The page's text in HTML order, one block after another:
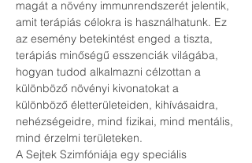
magát a növény immunrendszerét jelentik,
amit terápiás célokra is használhatunk. Ez
az esemény betekintést enged a tiszta,
terápiás minőségű esszenciák világába,
hogyan tudod alkalmazni célzottan a
különböző növényi kivonatokat a
különböző életterületeiden, kihívásaidra,
nehézségeidre, mind fizikai, mind mentális,
mind érzelmi területeken.
A Sejtek Szimfóniája egy speciális